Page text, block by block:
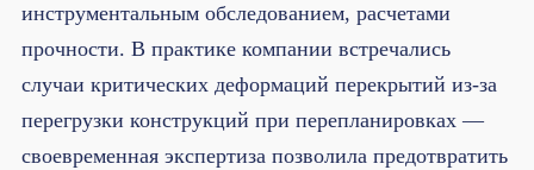
инструментальным обследованием, расчетами
прочности. В практике компании встречались
случаи критических деформаций перекрытий из-за
перегрузки конструкций при перепланировках —
своевременная экспертиза позволила предотвратить